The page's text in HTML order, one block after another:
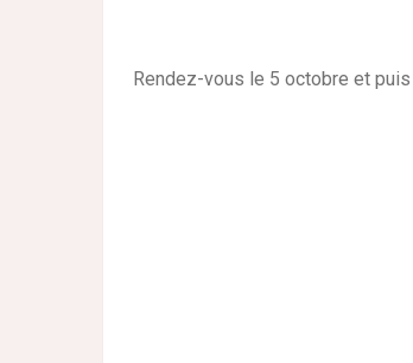
Rendez-vous le 5 octobre et